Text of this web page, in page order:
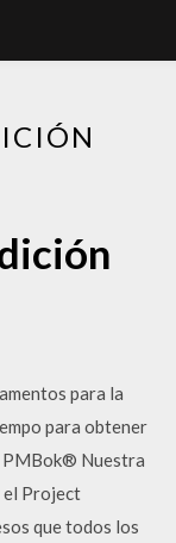
para la
para obtener
PMBok® Nuestra
el Project
que todos los